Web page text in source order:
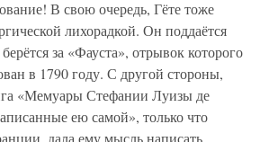
В свою очередь, Гёте тоже
лихорадкой. Он поддаётся
за «Фауста», отрывок которого
в 1790 году. С другой стороны,
«Мемуары Стефании Луизы де
ею самой», только что
дала ему мысль написать